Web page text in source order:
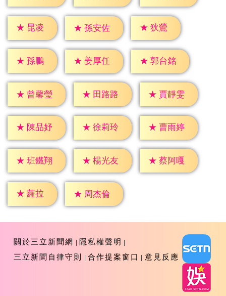
★ 昆凌 ★ 孫安佐 ★ 狄鶯
★ 孫鵬 ★ 姜厚任 ★ 郭台銘
★ 曾馨瑩 ★ 田路路 ★ 賈靜雯
★ 陳品妤 ★ 徐莉玲 ★ 曹雨婷
★ 班鐵翔 ★ 楊光友 ★ 蔡阿嘎
★ 蘿拉 ★ 周杰倫
關於三立新聞網
隱私權聲明
三立新聞自律守則
合作提案窗口 意見反應